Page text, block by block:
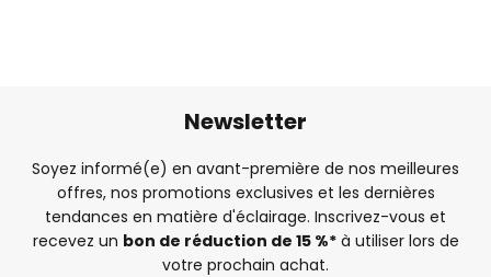
Newsletter
Soyez informé(e) en avant-première de nos meilleures
offres, nos promotions exclusives et les dernières
tendances en matière d'éclairage. Inscrivez-vous et
recevez un bon de réduction de 15 %*à utiliser lors de
votre prochain achat.